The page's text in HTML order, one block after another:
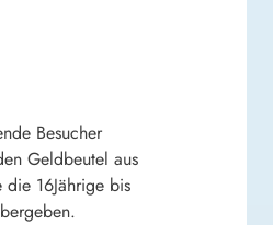
Besucher
Geldbeutel aus
16Jährige bis